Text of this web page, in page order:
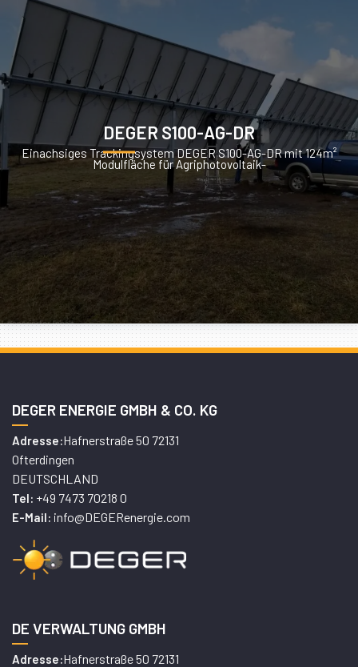
DEGER S100-AG-DR
Einachsiges Trackingsystem DEGER S100-AG-DR mit 124m²
Modulfläche für Agriphotovoltaik-
DEGER ENERGIE GMBH & CO. KG
Adresse:Hafnerstraße 50 72131
Ofterdingen
DEUTSCHLAND
Tel: +49 7473 70218 0
E-Mail: info@DEGERenergie.com
DE VERWALTUNG GMBH
Adresse:Hafnerstraße 50 72131